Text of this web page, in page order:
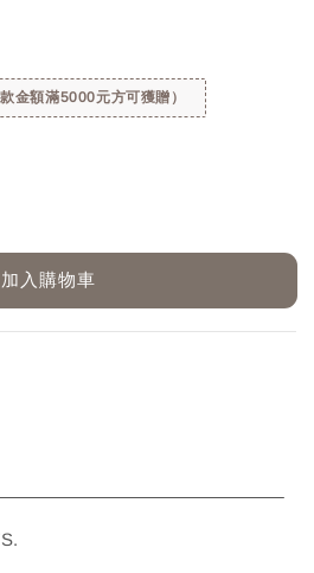
金額滿5000元方可獲贈）
加入購物車